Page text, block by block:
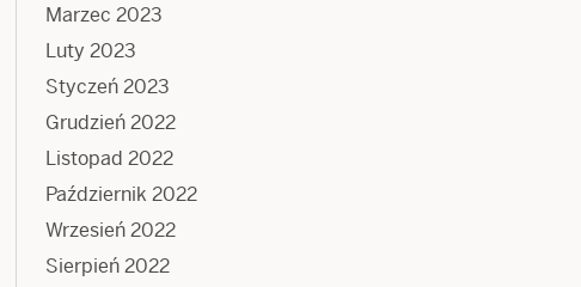
Marzec 2023
Luty 2023
Styczeń 2023
Grudzień 2022
Listopad 2022
Październik 2022
Wrzesień 2022
Sierpień 2022